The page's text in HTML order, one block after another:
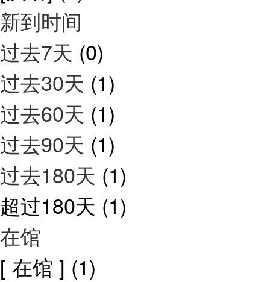
新到时间
过去7天 (0)
过去30天 (1)
过去60天 (1)
过去90天 (1)
过去180天 (1)
超过180天 (1)
在馆
[ 在馆 ] (1)